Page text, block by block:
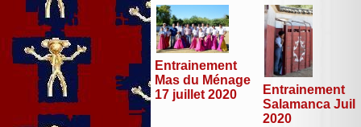
Entrainement
Mas du Ménage
17 juillet 2020
Entrainement
Salamanca Juil
2020